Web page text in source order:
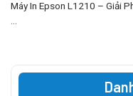
Máy In Epson L1210 – Giải